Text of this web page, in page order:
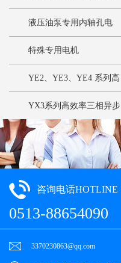
滑泵
液压油泵专用内轴孔电
机
特殊专用电机
YE2、YE3、YE4 系列高
效率三相异步电动机
YX3系列高效率三相异步
电动机
咨询电话HOTLINE
0513-88654090
3370230863@qq.com